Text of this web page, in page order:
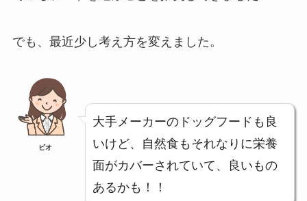
でも、最近少し考え方を変えました。
ビオ
大手メーカーのドッグフードも良
いけど、自然食もそれなりに栄養
面がカバーされていて、良いもの
あるかも！！